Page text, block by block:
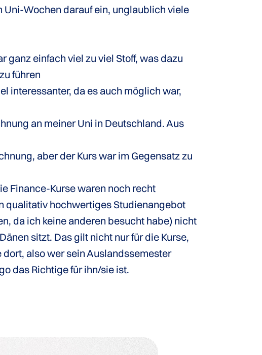
Wochen darauf ein, unglaublich viele
ganz einfach viel zu viel Stoff, was dazu
führen
interessanter, da es auch möglich war,
an meiner Uni in Deutschland. Aus
aber der Kurs war im Gegensatz zu
Finance-Kurse waren noch recht
qualitativ hochwertiges Studienangebot
da ich keine anderen besucht habe) nicht
sitzt. Das gilt nicht nur für die Kurse,
also wer sein Auslandssemester
das Richtige für ihn/sie ist.